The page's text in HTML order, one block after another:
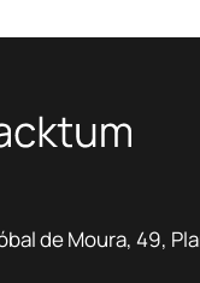
de Moura, 49,